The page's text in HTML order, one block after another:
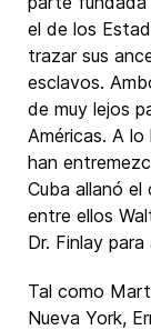
el de los
trazar sus
esclavos.
de muy lejos
Américas. A
han
Cuba allanó el
entre ellos
Dr. Finlay
Tal como
Nueva York,